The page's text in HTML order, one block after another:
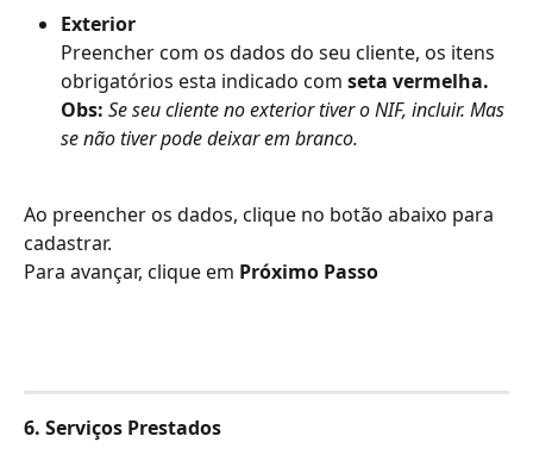
Exterior
Preencher com os dados do seu cliente, os itens
obrigatórios esta indicado com seta vermelha.
Obs: Se seu cliente no exterior tiver o NIF, incluir. Mas
se não tiver pode deixar em branco.
Ao preencher os dados, clique no botão abaixo para
cadastrar.
Para avançar, clique em Próximo Passo
6. Serviços Prestados